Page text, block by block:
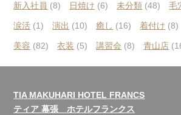
新入社員 (8) 日焼け (6) 未分類 (48) 毛
涙活 (1) 演出 (10) 癒し (16) 着付け (8)
美容 (82) 衣装 (5) 講習会 (8) 青山店
TIA MAKUHARI HOTEL FRANCS
ティア 幕張 ホテルフランクス